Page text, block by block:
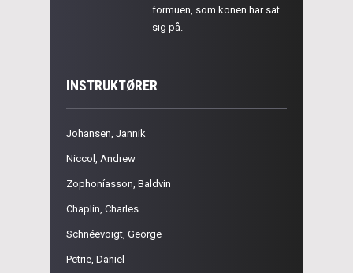
formuen, som konen har sat
sig på.
INSTRUKTØRER
Johansen, Jannik
Niccol, Andrew
Zophoníasson, Baldvin
Chaplin, Charles
Schnéevoigt, George
Petrie, Daniel